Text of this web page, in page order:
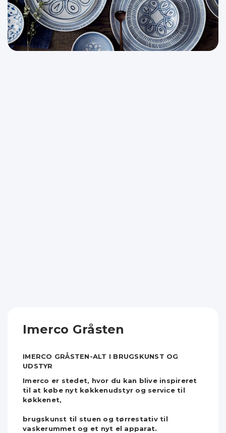
Imerco Gråsten
IMERCO GRÅSTEN-ALT I BRUGSKUNST OG
UDSTYR
Imerco er stedet, hvor du kan blive inspireret
til at købe nyt køkkenudstyr og service til
køkkenet,
brugskunst til stuen og tørrestativ til
vaskerummet og et nyt el apparat.